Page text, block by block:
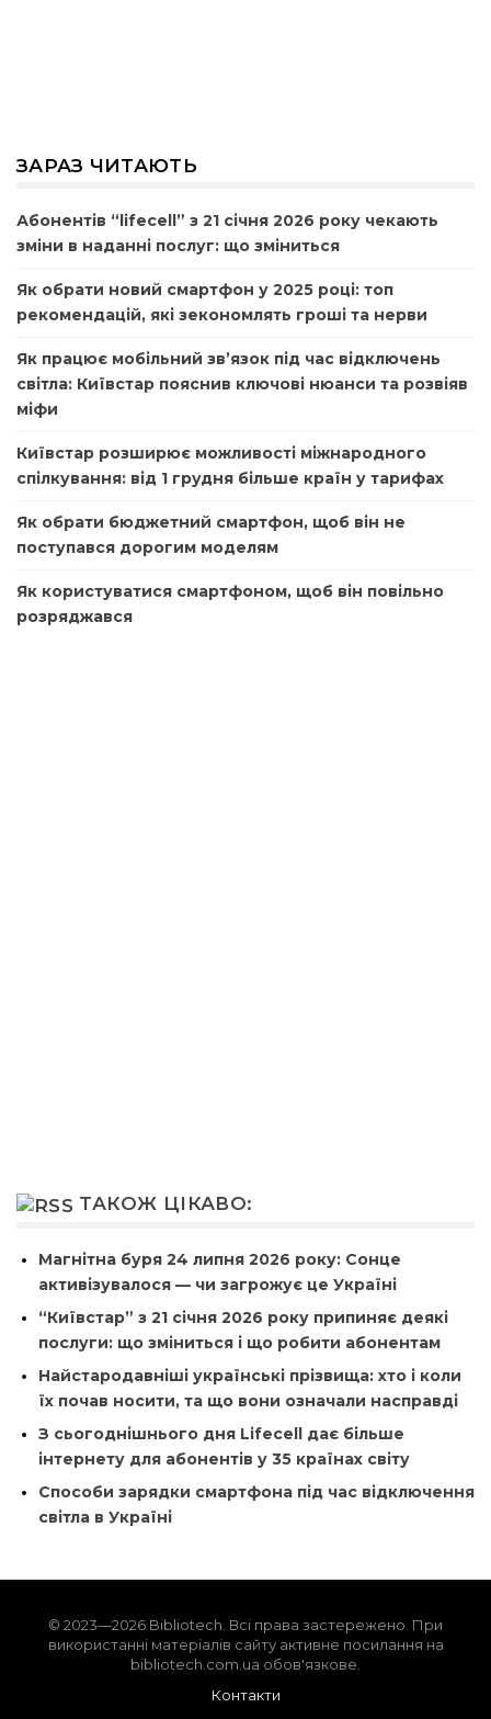
ЗАРАЗ ЧИТАЮТЬ
Абонентів “lifecell” з 21 січня 2026 року чекають
зміни в наданні послуг: що зміниться
Як обрати новий смартфон у 2025 році: топ
рекомендацій, які зекономлять гроші та нерви
Як працює мобільний зв’язок під час відключень
світла: Київстар пояснив ключові нюанси та розвіяв
міфи
Київстар розширює можливості міжнародного
спілкування: від 1 грудня більше країн у тарифах
Як обрати бюджетний смартфон, щоб він не
поступався дорогим моделям
Як користуватися смартфоном, щоб він повільно
розряджався
ТАКОЖ ЦІКАВО:
Магнітна буря 24 липня 2026 року: Сонце
активізувалося — чи загрожує це Україні
“Київстар” з 21 січня 2026 року припиняє деякі
послуги: що зміниться і що робити абонентам
Найстародавніші українські прізвища: хто і коли
їх почав носити, та що вони означали насправді
З сьогоднішнього дня Lifecell дає більше
інтернету для абонентів у 35 країнах світу
Способи зарядки смартфона під час відключення
світла в Україні
© 2023—2026 Bibliotech. Всі права застережено. При
використанні матеріалів сайту активне посилання на
bibliotech.com.ua обов'язкове.
Контакти